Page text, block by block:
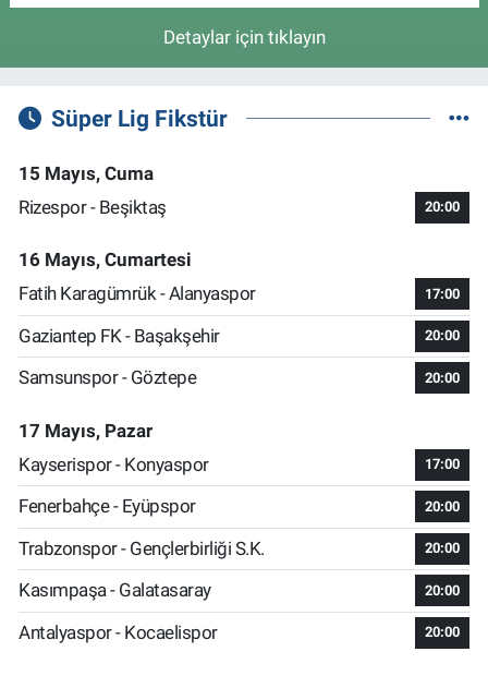
Detaylar için tıklayın
Süper Lig Fikstür
15 Mayıs, Cuma
Rizespor - Beşiktaş
20:00
16 Mayıs, Cumartesi
Fatih Karagümrük - Alanyaspor
17:00
Gaziantep FK - Başakşehir 20:00
Samsunspor - Göztepe 20:00
17 Mayıs, Pazar
Kayserispor - Konyaspor
17:00
Fenerbahçe - Eyüpspor 20:00
Trabzonspor - Gençlerbirliği S.K. 20:00
Kasımpaşa - Galatasaray 20:00
Antalyaspor - Kocaelispor 20:00